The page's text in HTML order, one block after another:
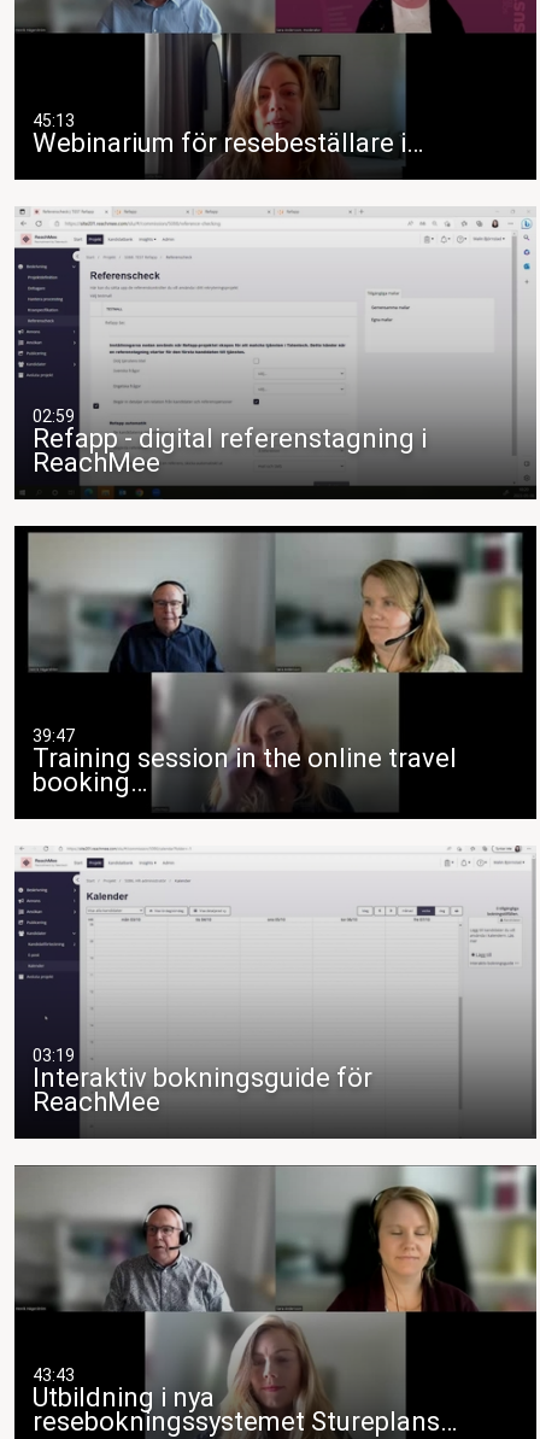
45:13
Webinarium för resebeställare i…
02:59
Refapp - digital referenstagning i
ReachMee
39:47
Training session in the online travel
booking…
03:19
Interaktiv bokningsguide för
ReachMee
43:43
Utbildning i nya
resebokningssystemet Stureplans…